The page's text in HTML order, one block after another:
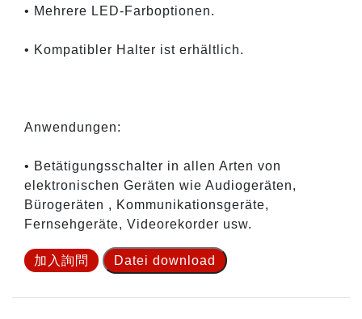
• Mehrere LED-Farboptionen.
• Kompatibler Halter ist erhältlich.
Anwendungen:
• Betätigungsschalter in allen Arten von
elektronischen Geräten wie Audiogeräten,
Bürogeräten , Kommunikationsgeräte,
Fernsehgeräte, Videorekorder usw.
加入詢問 Datei download